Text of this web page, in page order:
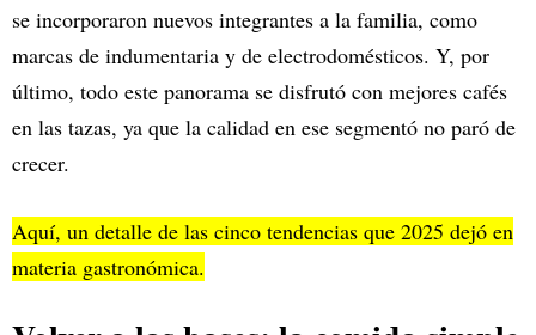
se incorporaron nuevos integrantes a la familia, como
marcas de indumentaria y de electrodomésticos. Y, por
último, todo este panorama se disfrutó con mejores cafés
en las tazas, ya que la calidad en ese segmentó no paró de
crecer.
Aquí, un detalle de las cinco tendencias que 2025 dejó en
materia gastronómica.